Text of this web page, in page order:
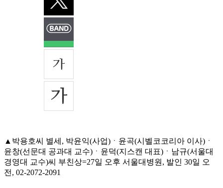
▲박용호씨 별세, 박윤익(사업)ㆍ윤곡(시벨코코리아 이사)ㆍ
윤창(선문대 공과대 교수)ㆍ윤덕(지스캔 대표)ㆍ남규(서울대
경영대 교수)씨 부친상=27일 오후 서울대병원, 발인 30일 오
전, 02-2072-2091